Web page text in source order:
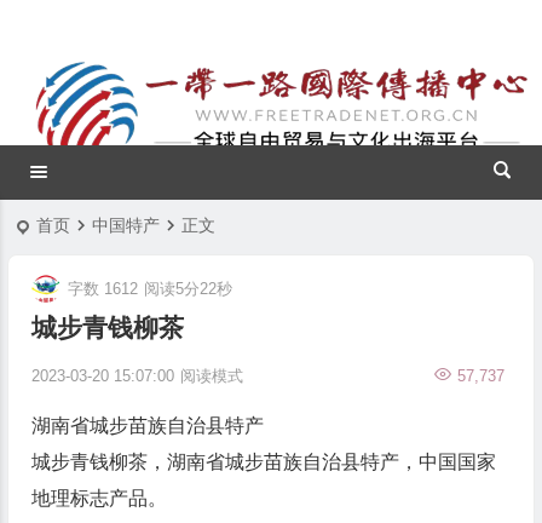
首页 中国特产 正文
城步青钱柳茶
2023-03-20 15:07:00 57,737
字数 1612 阅读5分22秒
阅读模式
湖南省城步苗族自治县特产
城步青钱柳茶，湖南省城步苗族自治县特产，中国国家
地理标志产品。